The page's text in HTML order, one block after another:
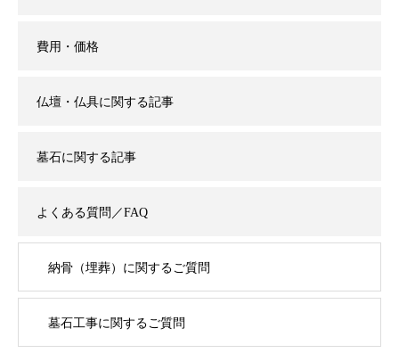
費用・価格
仏壇・仏具に関する記事
墓石に関する記事
よくある質問／FAQ
納骨（埋葬）に関するご質問
墓石工事に関するご質問